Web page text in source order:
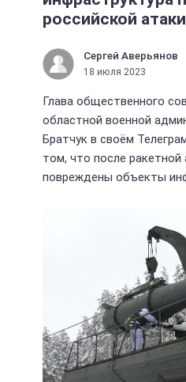
российской атаки
Сергей Аверьянов
18 июля 2023
Глава общественного
областной военной
Братчук в своём
том, что после
повреждены объекты